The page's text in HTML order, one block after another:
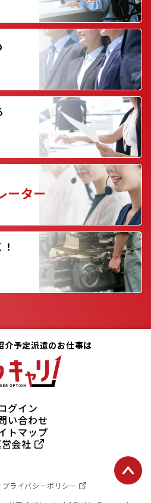
ーター
介予定派遣のお仕事は
グイン
い合わせ
トマップ
会社
プライバシーポリシー